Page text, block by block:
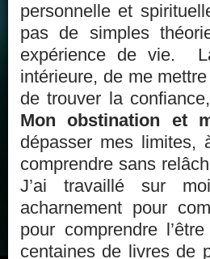
personnelle et
pas de simples
expérience de vie.
intérieure, de me
de trouver la
Mon obstination et
dépasser mes limites,
comprendre sans
J’ai travaillé sur
acharnement pour
pour comprendre
centaines de livres de